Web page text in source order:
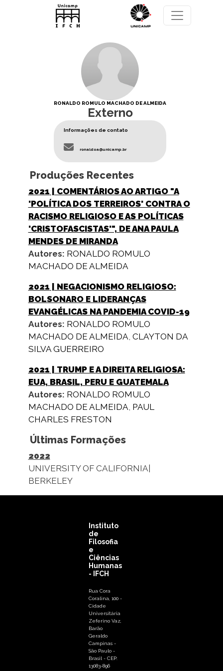
Pular para o conteúdo principal
RONALDO ROMULO MACHADO DE ALMEIDA
Externo
Informações de contato
ronaldoa@unicamp.br
Produções Recentes
2021 | COMENTÁRIOS AO ARTIGO "A
'POLÍTICA DOS TERREIROS' CONTRA O
RACISMO RELIGIOSO E AS POLÍTICAS
'CRISTOFASCISTAS'", DE ANA PAULA
MENDES DE MIRANDA
Autores: RONALDO ROMULO
MACHADO DE ALMEIDA
2021 | NEGACIONISMO RELIGIOSO:
BOLSONARO E LIDERANÇAS
EVANGÉLICAS NA PANDEMIA COVID-19
Autores: RONALDO ROMULO
MACHADO DE ALMEIDA CLAYTON DA
SILVA GUERREIRO
2021 | TRUMP E A DIREITA RELIGIOSA:
EUA, BRASIL, PERU E GUATEMALA
Autores: RONALDO ROMULO
MACHADO DE ALMEIDA PAUL
CHARLES FRESTON
Últimas Formações
2022
UNIVERSITY OF CALIFORNIA|
BERKELEY
Instituto
de
Filosofia
e
Ciências
Humanas
- IFCH
Rua Cora
Coralina, 100 -
Cidade
Universitária
Zeferino Vaz,
Barão
Geraldo
Campinas -
São Paulo -
Brasil - CEP:
13083-896